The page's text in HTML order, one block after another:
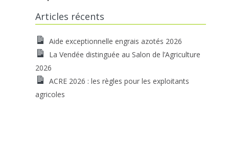
Articles récents
Aide exceptionnelle engrais azotés 2026
La Vendée distinguée au Salon de l’Agriculture
2026
ACRE 2026 : les règles pour les exploitants
agricoles